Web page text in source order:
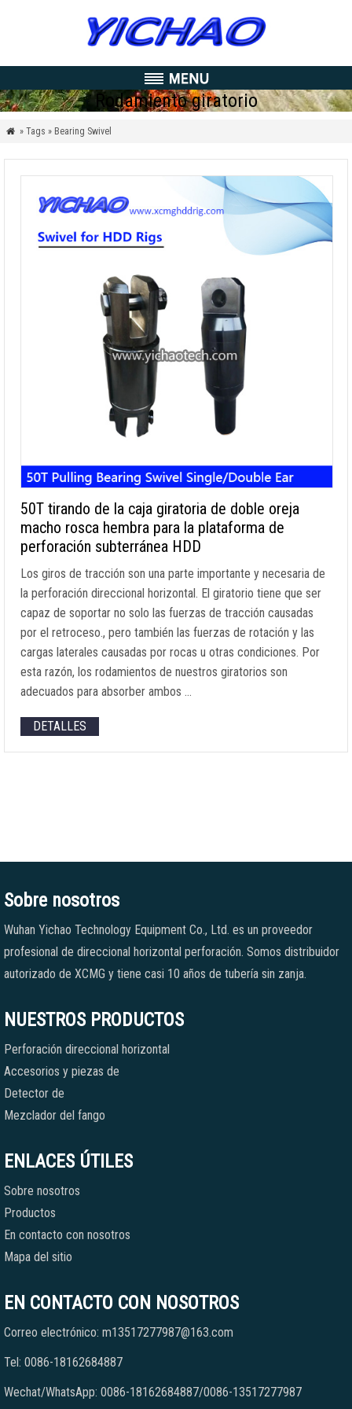
Rodamiento giratorio
 » Tags » Bearing Swivel
50T tirando de la caja giratoria de doble oreja
macho rosca hembra para la plataforma de
perforación subterránea HDD
Los giros de tracción son una parte importante y necesaria de
la perforación direccional horizontal. El giratorio tiene que ser
capaz de soportar no solo las fuerzas de tracción causadas
por el retroceso., pero también las fuerzas de rotación y las
cargas laterales causadas por rocas u otras condiciones. Por
esta razón, los rodamientos de nuestros giratorios son
adecuados para absorber ambos …
DETALLES
Sobre nosotros
Wuhan Yichao Technology Equipment Co., Ltd. es un proveedor
profesional de direccional horizontal perforación. Somos distribuidor
autorizado de XCMG y tiene casi 10 años de tubería sin zanja.
NUESTROS PRODUCTOS
Perforación direccional horizontal
Accesorios y piezas de
Detector de
Mezclador del fango
ENLACES ÚTILES
Sobre nosotros
Productos
En contacto con nosotros
Mapa del sitio
EN CONTACTO CON NOSOTROS
Correo electrónico: m13517277987@163.com
Tel: 0086-18162684887
Wechat/WhatsApp: 0086-18162684887/0086-13517277987